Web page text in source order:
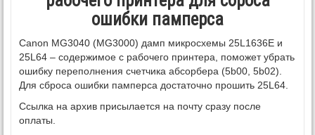
ошибки памперса
Canon MG3040 (MG3000) дамп микросхемы 25L1636E и
25L64 – содержимое с рабочего принтера, поможет убрать
ошибку переполнения счетчика абсорбера (5b00, 5b02).
Для сброса ошибки памперса достаточно прошить 25L64.
Ссылка на архив присылается на почту сразу после
оплаты.